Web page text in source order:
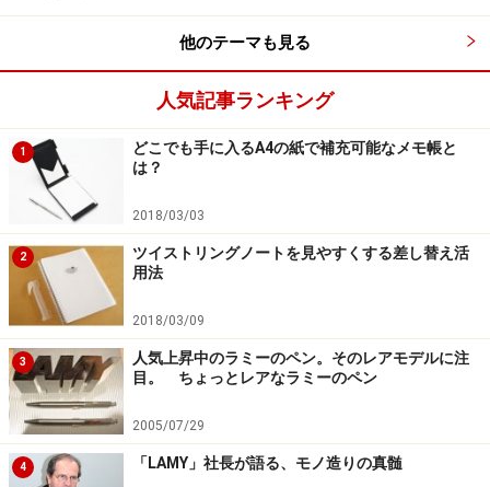
他のテーマも見る
人気記事ランキング
1
どこでも手に入るA4の紙で補充可能なメモ帳と
は？
2018/03/03
2
ツイストリングノートを見やすくする差し替え活
用法
2018/03/09
3
人気上昇中のラミーのペン。そのレアモデルに注
目。 ちょっとレアなラミーのペン
2005/07/29
4 「LAMY」社長が語る、モノ造りの真髄